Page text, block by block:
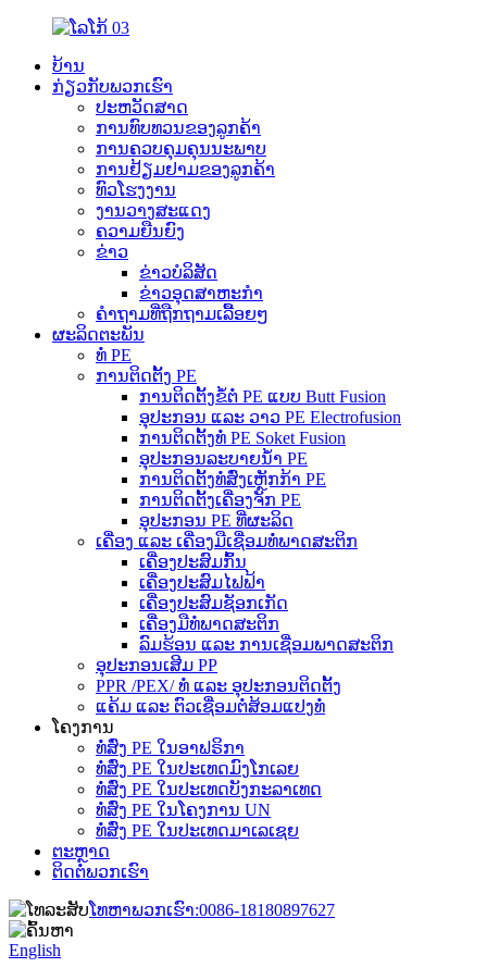
ບ້ານ
ກ່ຽວກັບພວກເຮົາ
ປະຫວັດສາດ
ການທົບທວນຂອງລູກຄ້າ
ການຄວບຄຸມຄຸນນະພາບ
ການຢ້ຽມຢາມຂອງລູກຄ້າ
ທົວໂຮງງານ
ງານວາງສະແດງ
ຄວາມຍືນຍົງ
ຂ່າວ
ຂ່າວບໍລິສັດ
ຂ່າວອຸດສາຫະກຳ
ຄຳຖາມທີ່ຖືກຖາມເລື້ອຍໆ
ຜະລິດຕະພັນ
ທໍ່ PE
ການຕິດຕັ້ງ PE
ການຕິດຕັ້ງຂໍ້ຕໍ່ PE ແບບ Butt Fusion
ອຸປະກອນ ແລະ ວາວ PE Electrofusion
ການຕິດຕັ້ງທໍ່ PE Soket Fusion
ອຸປະກອນລະບາຍນ້ຳ PE
ການຕິດຕັ້ງທໍ່ສົ່ງເຫຼັກກ້າ PE
ການຕິດຕັ້ງເຄື່ອງຈັກ PE
ອຸປະກອນ PE ທີ່ຜະລິດ
ເຄື່ອງ ແລະ ເຄື່ອງມືເຊື່ອມທໍ່ພາດສະຕິກ
ເຄື່ອງປະສົມກົ້ນ
ເຄື່ອງປະສົມໄຟຟ້າ
ເຄື່ອງປະສົມຊັອກເກັດ
ເຄື່ອງມືທໍ່ພາດສະຕິກ
ລົມຮ້ອນ ແລະ ການເຊື່ອມພາດສະຕິກ
ອຸປະກອນເສີມ PP
PPR /PEX/ ທໍ່ ແລະ ອຸປະກອນຕິດຕັ້ງ
ແຄ້ມ ແລະ ຕົວເຊື່ອມຕໍ່ສ້ອມແປງທໍ່
ໂຄງການ
ທໍ່ສົ່ງ PE ໃນອາຟຣິກາ
ທໍ່ສົ່ງ PE ໃນປະເທດມົງໂກເລຍ
ທໍ່ສົ່ງ PE ໃນປະເທດບັງກະລາເທດ
ທໍ່ສົ່ງ PE ໃນໂຄງການ UN
ທໍ່ສົ່ງ PE ໃນປະເທດມາເລເຊຍ
ຕະຫຼາດ
ຕິດຕໍ່ພວກເຮົາ
ໂທຫາພວກເຮົາ:0086-18180897627
English